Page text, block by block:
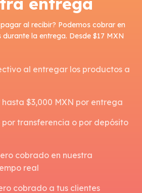
al recibir? Podemos cobrar en
la entrega. Desde $17 MXN
al entregar los productos a
$3,000 MXN por entrega
por transferencia o por depósito
cobrado en nuestra
real
cobrado a tus clientes